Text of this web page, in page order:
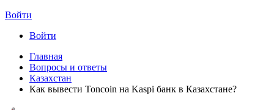
Войти
Войти
Главная
Вопросы и ответы
Казахстан
Как вывести Toncoin на Kaspi банк в Казахстане?